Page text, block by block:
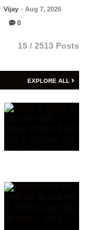
Vijay - Aug 7, 2026
0
15 / 2513 Posts
EXPLORE ALL